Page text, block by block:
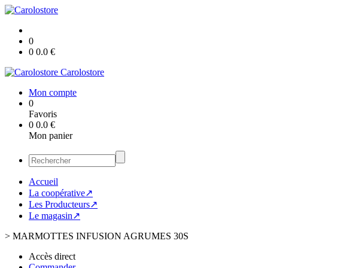
0
0 0.0 €
Carolostore
Mon compte
0
Favoris
0 0.0 €
Mon panier
Accueil
La coopérative↗
Les Producteurs↗
Le magasin↗
> MARMOTTES INFUSION AGRUMES 30S
Accès direct